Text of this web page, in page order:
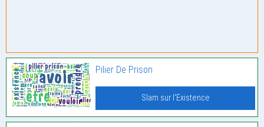
Pilier De Prison
Slam sur l'Existence